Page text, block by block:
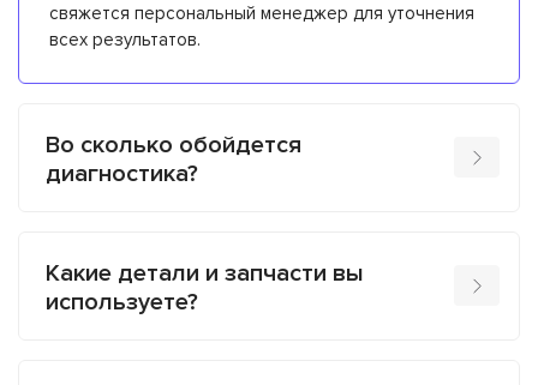
свяжется персональный менеджер для уточнения
всех результатов.
Во сколько обойдется
диагностика?
Какие детали и запчасти вы
используете?